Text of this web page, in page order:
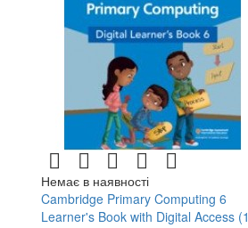
Немає в наявності
Cambridge Primary Computing 6
Learner's Book with Digital Access (1